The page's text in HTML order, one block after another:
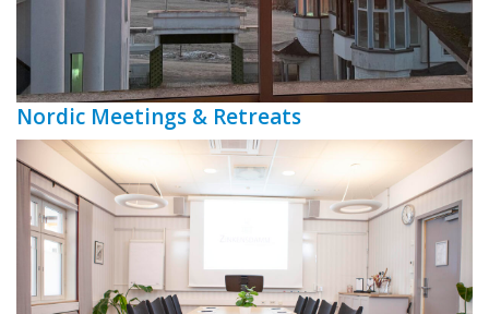
Nordic Meetings & Retreats